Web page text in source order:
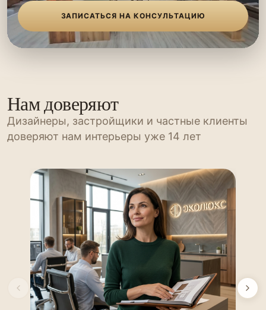
ЗАПИСАТЬСЯ НА КОНСУЛЬТАЦИЮ
Нам доверяют
Дизайнеры, застройщики и частные клиенты
доверяют нам интерьеры уже 14 лет